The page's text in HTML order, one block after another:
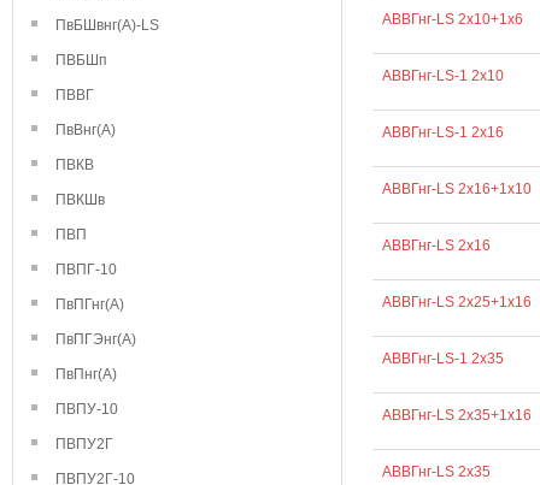
ПвБШвнг(А)-LS
ПВБШп
ПВВГ
ПвВнг(А)
ПВКВ
ПВКШв
ПВП
ПВПГ-10
ПвПГнг(А)
ПвПГЭнг(А)
ПвПнг(А)
ПВПУ-10
ПВПУ2Г
ПВПУ2Г-10
АВВГнг-LS 2х10+1х6
АВВГнг-LS-1 2х10
АВВГнг-LS-1 2х16
АВВГнг-LS 2х16+1х10
АВВГнг-LS 2х16
АВВГнг-LS 2х25+1х16
АВВГнг-LS-1 2х35
АВВГнг-LS 2х35+1х16
АВВГнг-LS 2х35